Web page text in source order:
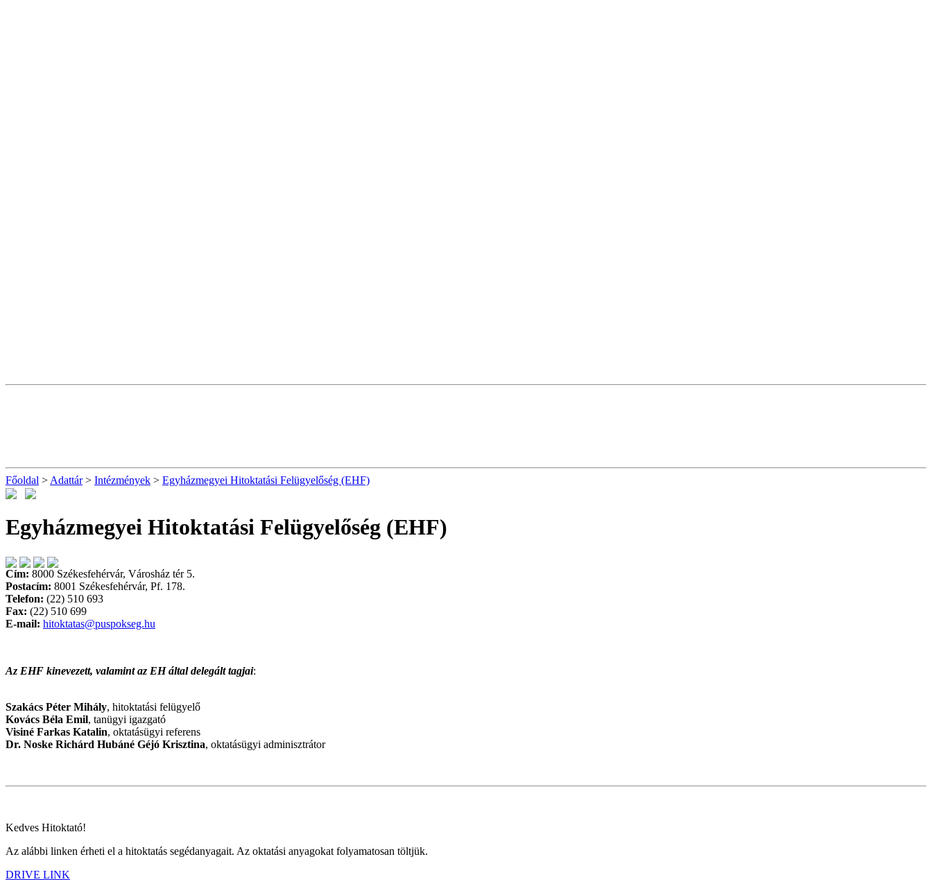
Főoldal > Adattár> Intézmények > Egyházmegyei Hitoktatási Felügyelőség (EHF)
Egyházmegyei Hitoktatási Felügyelőség (EHF)
Cím: 8000 Székesfehérvár, Városház tér 5.
Postacím: 8001 Székesfehérvár, Pf. 178.
Telefon: (22) 510 693
Fax: (22) 510 699
E-mail: hitoktatas@puspokseg.hu
Az EHF kinevezett, valamint az EH által delegált tagjai:
Szakács Péter Mihály, hitoktatási felügyelő
Kovács Béla Emil, tanügyi igazgató
Visiné Farkas Katalin, oktatásügyi referens
Dr. Noske Richárd Hubáné Géjó Krisztina, oktatásügyi adminisztrátor
Kedves Hitoktató!
Az alábbi linken érheti el a hitoktatás segédanyagait. Az oktatási anyagokat folyamatosan töltjük.
DRIVE LINK